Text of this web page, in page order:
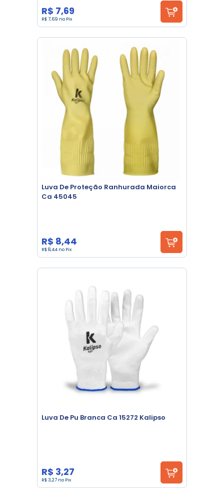
R$ 7,69
R$ 7,69 no Pix
Luva De Proteção Ranhurada Maiorca
Ca 45045
R$ 8,44
R$ 8,44 no Pix
Luva De Pu Branca Ca 15272 Kalipso
R$ 3,27
R$ 3,27 no Pix